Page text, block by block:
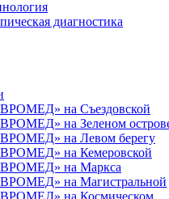
диагностика
на Съездовской
на Зеленом
на Левом берегу
на Кемеровской
на Маркса
на Магистральной
на Космическом